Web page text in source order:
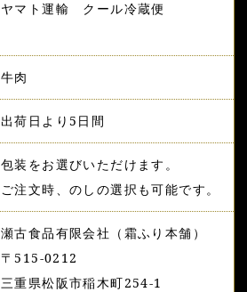
ヤマト運輸 クール冷蔵便
牛肉
出荷日より5日間
包装をお選びいただけます。
ご注文時、のしの選択も可能です。
瀬古食品有限会社（霜ふり本舗）
〒515-0212
三重県松阪市稲木町254-1